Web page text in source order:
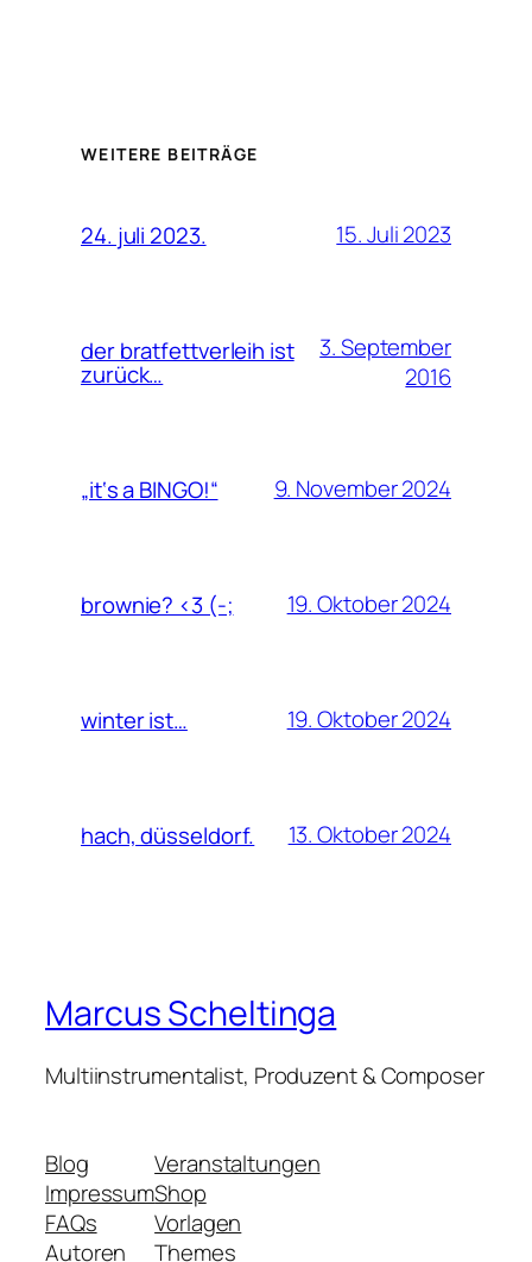
WEITERE BEITRÄGE
24. juli 2023. 15. Juli 2023
der bratfettverleih ist
zurück…
3. September
2016
„it‘s a BINGO!“ 9. November 2024
brownie? <3 (-; 19. Oktober 2024
winter ist… 19. Oktober 2024
hach, düsseldorf. 13. Oktober 2024
Marcus Scheltinga
Multiinstrumentalist, Produzent & Composer
Blog
Impressum
FAQs
Autoren
Veranstaltungen
Shop
Vorlagen
Themes